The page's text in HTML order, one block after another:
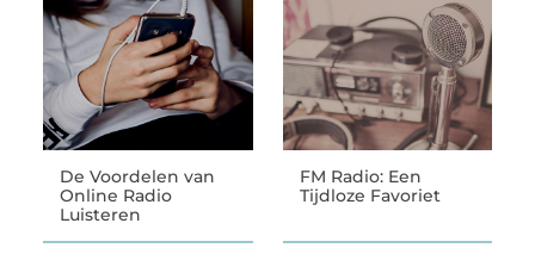
De Voordelen van
Online Radio
Luisteren
FM Radio: Een
Tijdloze Favoriet